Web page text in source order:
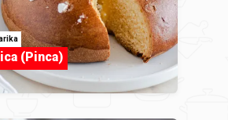
(Pinca)